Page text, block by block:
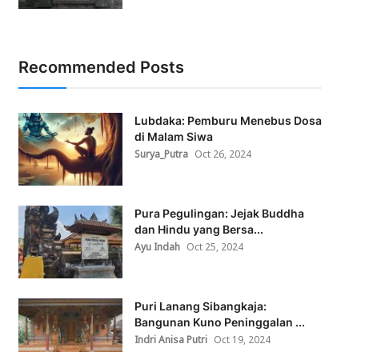
Recommended Posts
Lubdaka: Pemburu Menebus Dosa
di Malam Siwa
Surya_Putra Oct 26, 2024
Pura Pegulingan: Jejak Buddha
dan Hindu yang Bersa...
Ayu Indah Oct 25, 2024
Puri Lanang Sibangkaja:
Bangunan Kuno Peninggalan ...
Indri Anisa Putri Oct 19, 2024